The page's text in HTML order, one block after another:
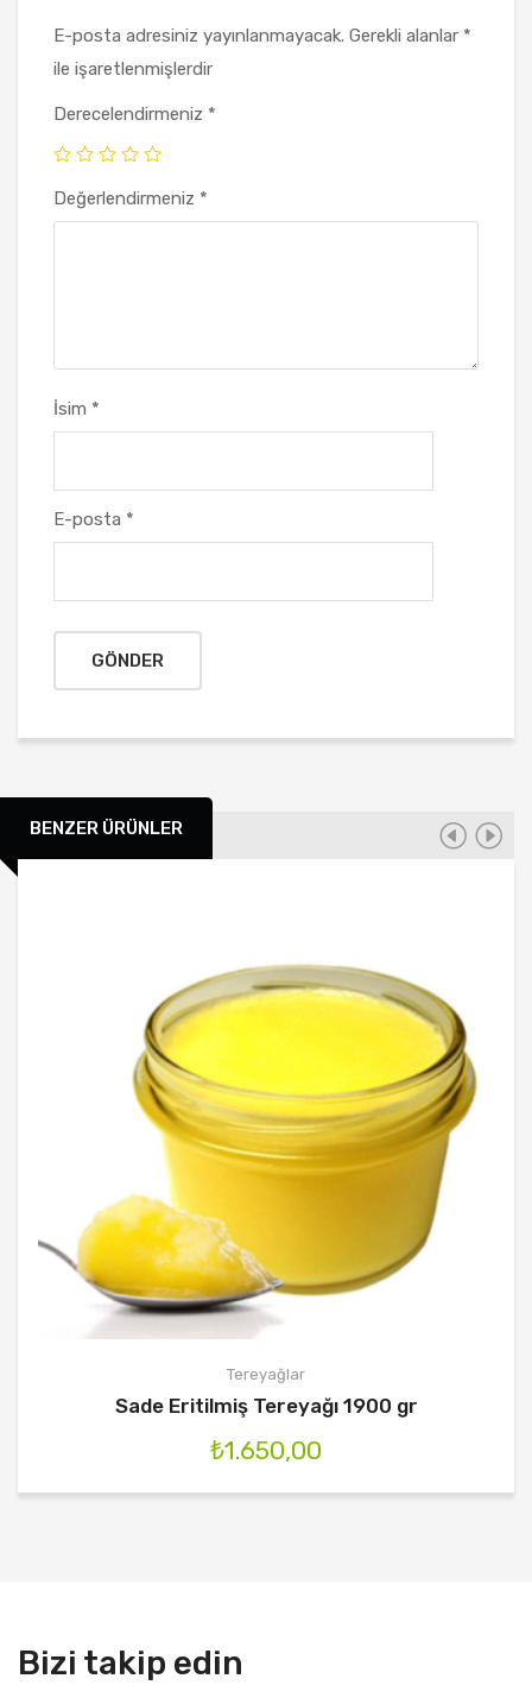
E-posta adresiniz yayınlanmayacak. Gerekli alanlar *
ile işaretlenmişlerdir
Derecelendirmeniz *
Değerlendirmeniz *
İsim *
E-posta *
BENZER ÜRÜNLER
Tereyağlar
Sade Eritilmiş Tereyağı 1900 gr
₺1.650,00
Bizi takip edin